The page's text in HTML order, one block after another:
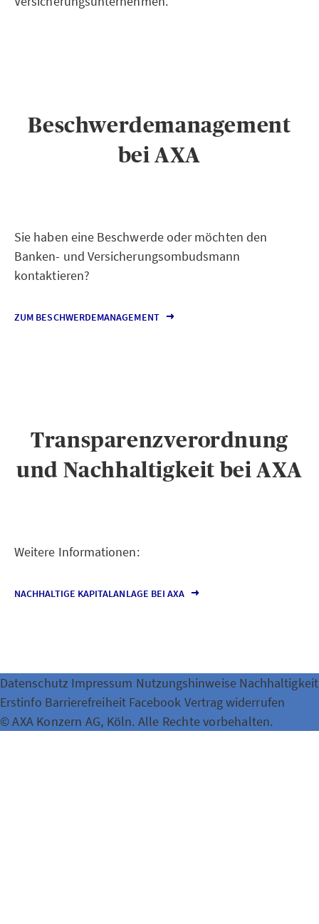
Beschwerdemanagement
bei AXA
Sie haben eine Beschwerde oder möchten den
Banken- und Versicherungsombudsmann
kontaktieren?
ZUM BESCHWERDEMANAGEMENT
Transparenzverordnung
und Nachhaltigkeit bei AXA
Weitere Informationen:
NACHHALTIGE KAPITALANLAGE BEI AXA
Datenschutz Impressum Nutzungshinweise Nachhaltigkeit
Erstinfo Barrierefreiheit Facebook Vertrag widerrufen
© AXA Konzern AG, Köln. Alle Rechte vorbehalten.